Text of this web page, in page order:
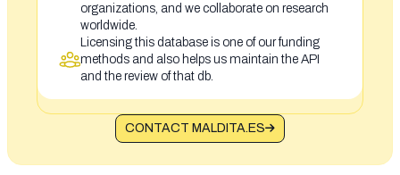
organizations, and we collaborate on research
worldwide.
Licensing this database is one of our funding
methods and also helps us maintain the API
and the review of that db.
CONTACT MALDITA.ES